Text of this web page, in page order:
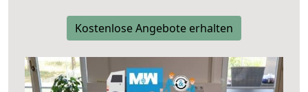
Kostenlose Angebote erhalten